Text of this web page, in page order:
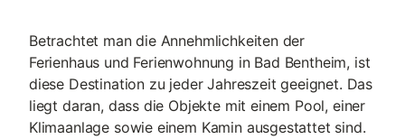
Betrachtet man die Annehmlichkeiten der
Ferienhaus und Ferienwohnung in Bad Bentheim, ist
diese Destination zu jeder Jahreszeit geeignet. Das
liegt daran, dass die Objekte mit einem Pool, einer
Klimaanlage sowie einem Kamin ausgestattet sind.